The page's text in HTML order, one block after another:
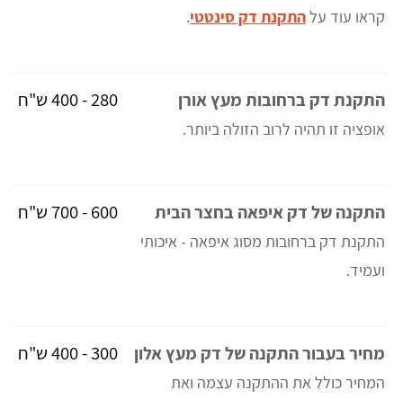
קראו עוד עלהתקנת דק סינטטי.
התקנת דק ברחובות מעץ אורן
אופציה זו תהיה לרוב הזולה ביותר.
280 - 400 ש"ח
התקנה של דק איפאה בחצר הבית
התקנת דק ברחובות מסוג איפאה - איכותי
ועמיד.
600 - 700 ש"ח
מחיר בעבור התקנה של דק מעץ אלון
המחיר כולל את ההתקנה עצמה ואת
300 - 400 ש"ח